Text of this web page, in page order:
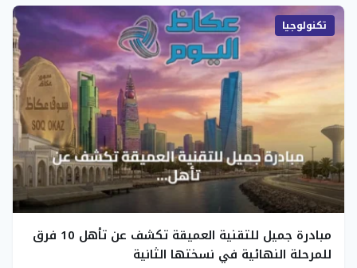
تكنولوجيا
مبادرة جميل للتقنية العميقة تكشف عن تأهل 10 فرق
للمرحلة النهائية في نسختها الثانية